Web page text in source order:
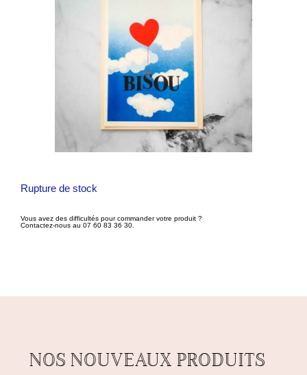
Rupture de stock
Vous avez des difficultés pour commander votre produit ?
Contactez-nous au 07 60 83 36 30.
NOS NOUVEAUX PRODUITS